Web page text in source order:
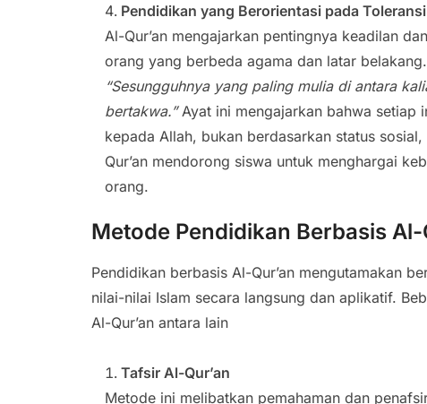
Pendidikan yang Berorientasi pada
Al-Qur’an mengajarkan pentingnya keadilan
orang yang berbeda agama dan latar
“Sesungguhnya yang paling mulia di antara
bertakwa.”Ayat ini mengajarkan bahwa setiap
kepada Allah, bukan berdasarkan status
Qur’an mendorong siswa untuk menghargai
orang.
Metode Pendidikan Berbasis Al-
Pendidikan berbasis Al-Qur’an mengutamakan
nilai-nilai Islam secara langsung dan aplikatif.
Al-Qur’an antara lain
Tafsir Al-Qur’an
Metode ini melibatkan pemahaman dan